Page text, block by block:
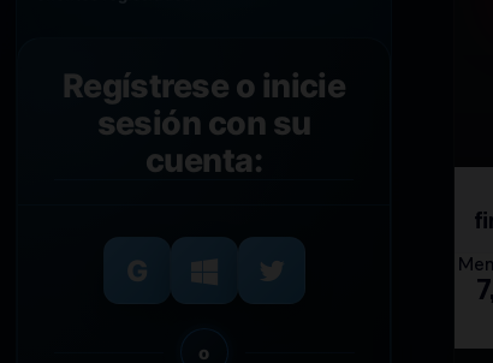
Regístrese o inicie
sesión con su
cuenta:
o